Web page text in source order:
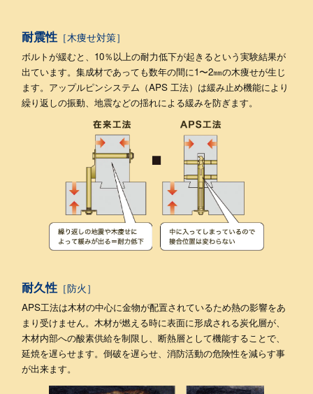
耐震性 ［木痩せ対策］
ボルトが緩むと、10％以上の耐力低下が起きるという実験結果が
出ています。集成材であっても数年の間に1〜2㎜の木痩せが生じ
ます。アップルピンシステム（APS 工法）は緩み止め機能により
繰り返しの振動、地震などの揺れによる緩みを防ぎます。
耐久性 ［防火］
APS工法は木材の中心に金物が配置されているため熱の影響をあ
まり受けません。木材が燃える時に表面に形成される炭化層が、
木材内部への酸素供給を制限し、断熱層として機能することで、
延焼を遅らせます。倒破を遅らせ、消防活動の危険性を減らす事
が出来ます。